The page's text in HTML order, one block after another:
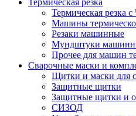
Термическая резка
Термическая резка
Машины
Резаки машинные
Мундштуки
Прочее для машин
Сварочные маски и
Щитки и маски для
Защитные щитки
Защитные щитки и
СИЗОД